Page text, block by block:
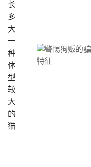
长
多
大
一
种
体
型
较
大
的
猫